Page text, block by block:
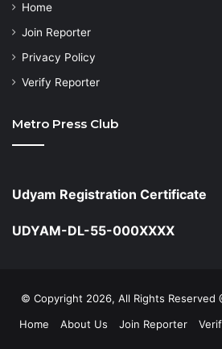
Home
Join Reporter
Privacy Policy
Verify Reporter
Metro Press Club
Udyam Registration Certificate
UDYAM-DL-55-000XXXX
© Copyright 2026, All Rights Reserved
Home
About Us Join Reporter